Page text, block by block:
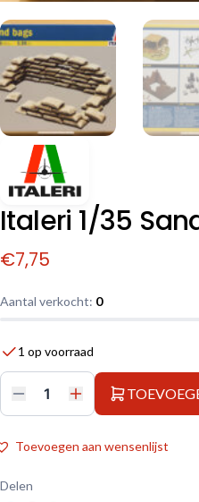
Italeri 1/35
€7,75
Aantal verkocht: 0
1 op voorraad
Italeri
1/35
Bags
aantal
Toevoegen aan wensenlijst
Delen